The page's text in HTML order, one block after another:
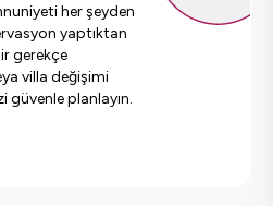
her şeyden
yaptıktan
gerekçe
villa değişimi
güvenle planlayın.